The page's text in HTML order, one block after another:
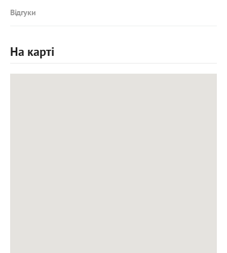
Відгуки
На карті